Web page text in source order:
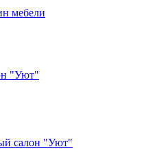
"Уют"
салон "Уют"